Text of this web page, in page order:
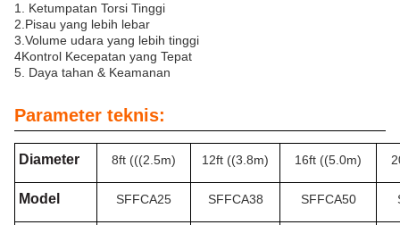
1. Ketumpatan Torsi Tinggi
2. Pisau yang lebih lebar
3. Volume udara yang lebih tinggi
4Kontrol Kecepatan yang Tepat
5. Daya tahan & Keamanan
Parameter teknis:
Diameter 8ft (((2.5m) 12ft ((3.8m) 16ft ((5.0m)
Model SFFCA25 SFFCA38 SFFCA50